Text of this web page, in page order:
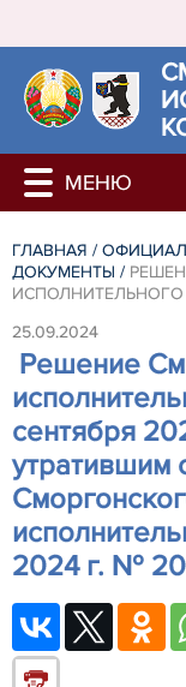
ГЛАВНАЯ /
ДОКУМЕНТЫ /
ИСПОЛНИТЕЛЬНОГО
25.09.2024
Решение
сентября
утратившим
2024 г. №